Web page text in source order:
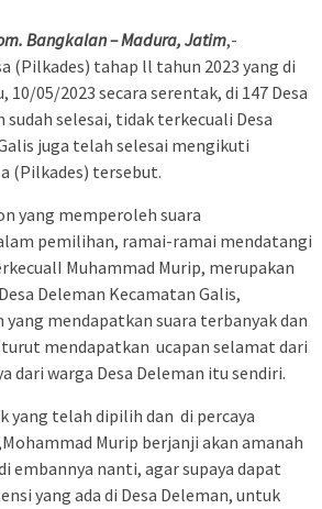
Bangkalan – Madura, Jatim,-
(Pilkades) tahap ll tahun 2023 yang di
10/05/2023 secara serentak, di 147 Desa
selesai, tidak terkecuali Desa
juga telah selesai mengikuti
(Pilkades) tersebut.
yang memperoleh suara
pemilihan, ramai-ramai mendatangi
Muhammad Murip, merupakan
Deleman Kecamatan Galis,
mendapatkan suara terbanyak dan
mendapatkan ucapan selamat dari
dari warga Desa Deleman itu sendiri.
yang telah dipilih dan di percaya
Murip berjanji akan amanah
embannya nanti, agar supaya dapat
yang ada di Desa Deleman, untuk